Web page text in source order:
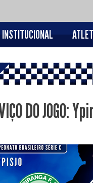
INSTITUCIONAL
DO JOGO: